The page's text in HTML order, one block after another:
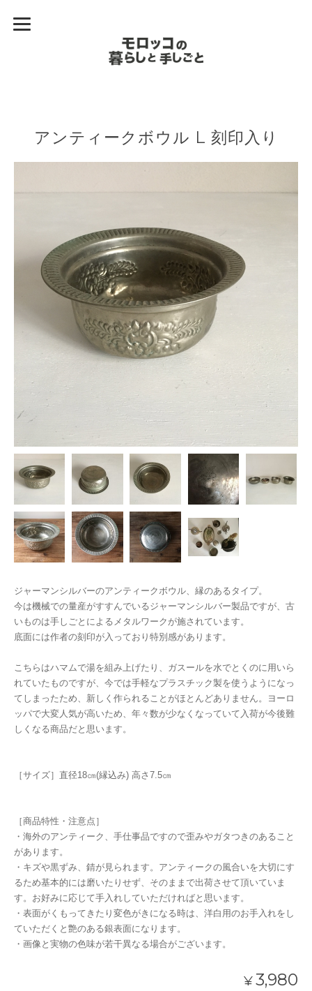
アンティークボウル L 刻印入り
ジャーマンシルバーのアンティークボウル、縁のあるタイプ。
今は機械での量産がすすんでいるジャーマンシルバー製品ですが、古
いものは手しごとによるメタルワークが施されています。
底面には作者の刻印が入っており特別感があります。
こちらはハマムで湯を組み上げたり、ガスールを水でとくのに用いら
れていたものですが、今では手軽なプラスチック製を使うようになっ
てしまったため、新しく作られることがほとんどありません。ヨーロ
ッパで大変人気が高いため、年々数が少なくなっていて入荷が今後難
しくなる商品だと思います。
［サイズ］直径18㎝(縁込み) 高さ7.5㎝
［商品特性・注意点］
・海外のアンティーク、手仕事品ですので歪みやガタつきのあること
があります。
・キズや黒ずみ、錆が見られます。アンティークの風合いを大切にす
るため基本的には磨いたりせず、そのままで出荷させて頂いていま
す。お好みに応じて手入れしていただければと思います。
・表面がくもってきたり変色がきになる時は、洋白用のお手入れをし
ていただくと艶のある銀表面になります。
・画像と実物の色味が若干異なる場合がございます。
¥3,980